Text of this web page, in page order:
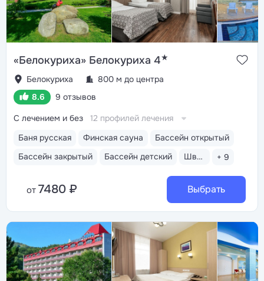
«Белокуриха» Белокуриха 4★
Белокуриха
800 м до центра
8.6
9 отзывов
Баня русская Финская сауна
Бассейн открытый
Бассейн закрытый
Бассейн детский Шведский стол + 9
С лечением и без 12 профилей лечения
от 7480 ₽ Выбрать